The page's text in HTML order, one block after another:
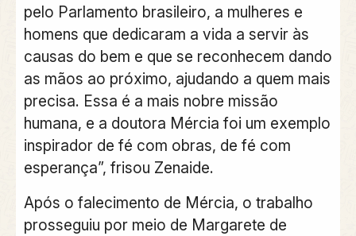
pelo Parlamento brasileiro, a mulheres e
homens que dedicaram a vida a servir às
causas do bem e que se reconhecem dando
as mãos ao próximo, ajudando a quem mais
precisa. Essa é a mais nobre missão
humana, e a doutora Mércia foi um exemplo
inspirador de fé com obras, de fé com
esperança”, frisou Zenaide.
Após o falecimento de Mércia, o trabalho
prosseguiu por meio de Margarete de